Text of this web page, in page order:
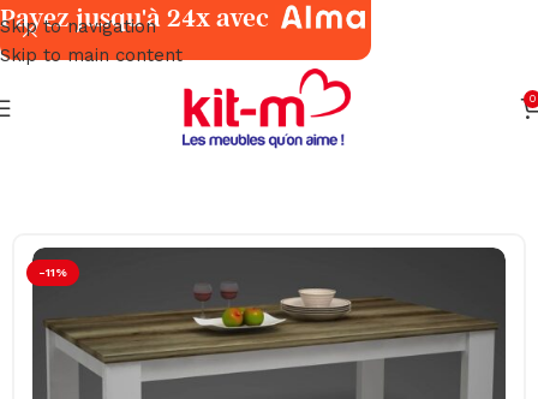
Skip to navigation
Skip to main content
0
Salles à Manger Tables
-11%
Payez jusqu'à 24x avec